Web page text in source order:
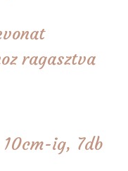
ragasztva
ig, 7db